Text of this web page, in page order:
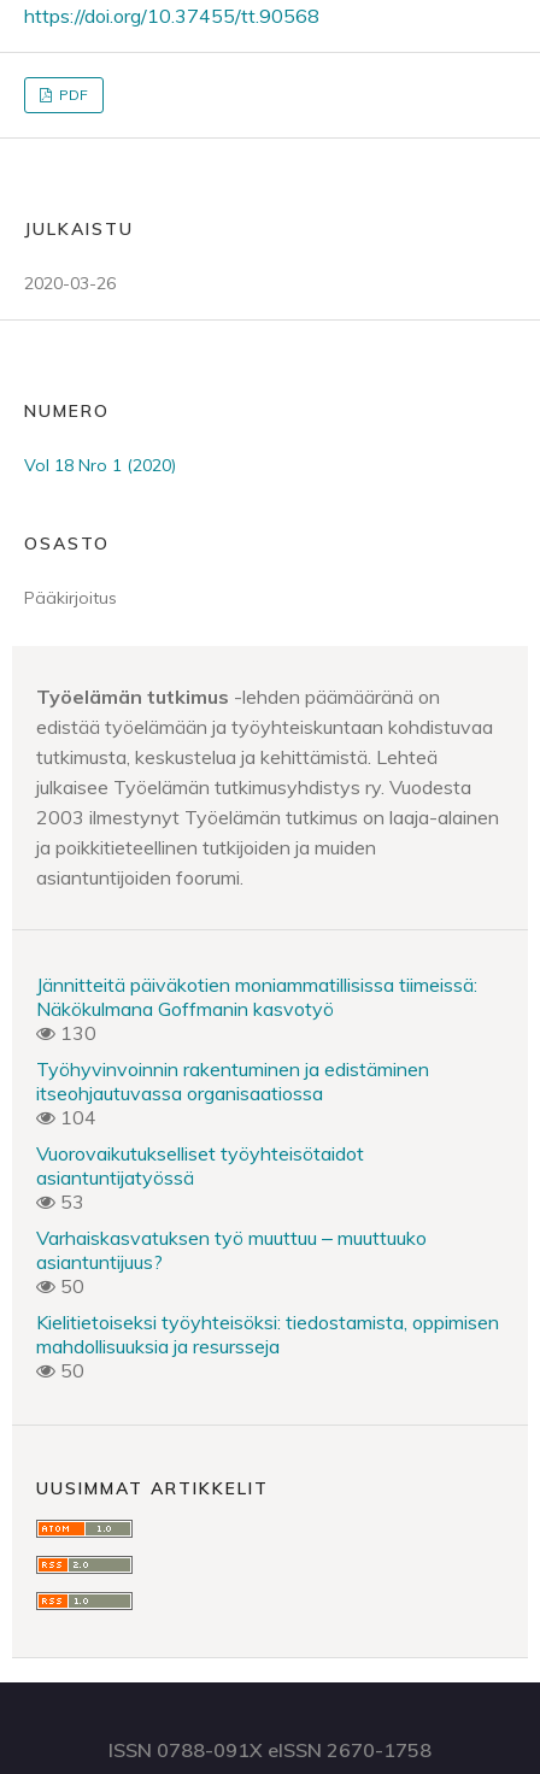
https://doi.org/10.37455/tt.90568
PDF
JULKAISTU
2020-03-26
NUMERO
Vol 18 Nro 1 (2020)
OSASTO
Pääkirjoitus
Työelämän tutkimus -lehden päämääränä on
edistää työelämään ja työyhteiskuntaan kohdistuvaa
tutkimusta, keskustelua ja kehittämistä. Lehteä
julkaisee Työelämän tutkimusyhdistys ry. Vuodesta
2003 ilmestynyt Työelämän tutkimus on laaja-alainen
ja poikkitieteellinen tutkijoiden ja muiden
asiantuntijoiden foorumi.
Jännitteitä päiväkotien moniammatillisissa tiimeissä:
Näkökulmana Goffmanin kasvotyö
130
Työhyvinvoinnin rakentuminen ja edistäminen
itseohjautuvassa organisaatiossa
104
Vuorovaikutukselliset työyhteisötaidot
asiantuntijatyössä
53
Varhaiskasvatuksen työ muuttuu ‒ muuttuuko
asiantuntijuus?
50
Kielitietoiseksi työyhteisöksi: tiedostamista, oppimisen
mahdollisuuksia ja resursseja
50
UUSIMMAT ARTIKKELIT
ISSN 0788-091X eISSN 2670-1758